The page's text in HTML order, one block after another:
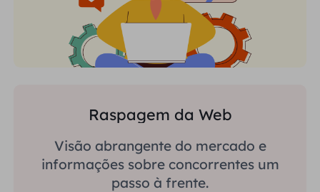
Raspagem da Web
Visão abrangente do mercado e
informações sobre concorrentes um
passo à frente.